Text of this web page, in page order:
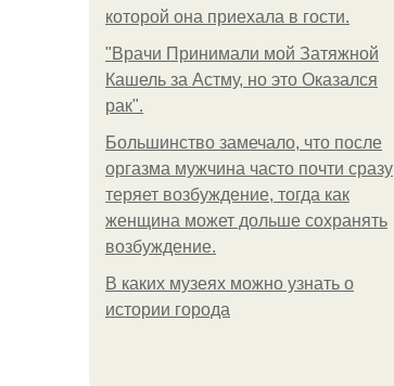
которой она приехала в гости.
"Врачи Принимали мой Затяжной
Кашель за Астму, но это Оказался
рак".
Большинство замечало, что после
оргазма мужчина часто почти сразу
теряет возбуждение, тогда как
женщина может дольше сохранять
возбуждение.
В каких музеях можно узнать о
истории города